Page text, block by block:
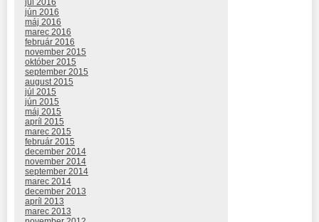
júl 2016
jún 2016
máj 2016
marec 2016
február 2016
november 2015
október 2015
september 2015
august 2015
júl 2015
jún 2015
máj 2015
apríl 2015
marec 2015
február 2015
december 2014
november 2014
september 2014
marec 2014
december 2013
apríl 2013
marec 2013